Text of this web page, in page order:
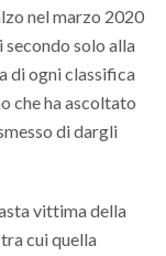
nel marzo 2020
solo alla
di ogni classifica
che ha ascoltato
di dargli
vittima della
cui quella